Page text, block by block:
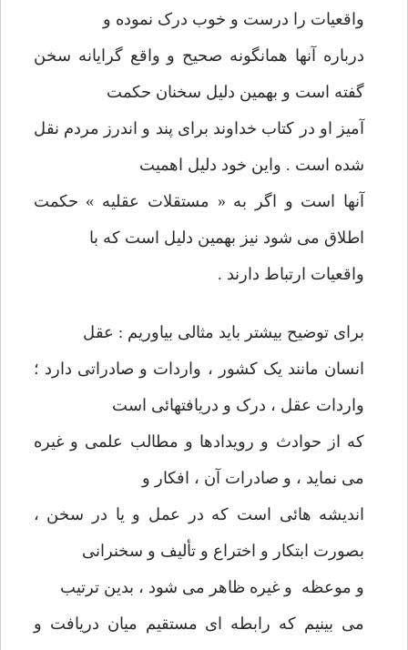
واقعیات را درست و خوب درک نموده و
درباره آنها همانگونه صحیح و واقع گرایانه سخن
گفته است و بهمین دلیل سخنان حکمت
آمیز او در کتاب خداوند برای پند و اندرز مردم نقل
شده است . واین خود دلیل اهمیت
آنها است و اگر به « مستقلات عقلیه » حکمت
اطلاق می شود نیز بهمین دلیل است که با
واقعیات ارتباط دارند .
برای توضیح بیشتر باید مثالی بیاوریم : عقل
انسان مانند یک کشور ، واردات و صادراتی دارد ؛
واردات عقل ، درک و دریافتهائی است
که از حوادث و رویدادها و مطالب علمی و غیره
می نماید ، و صادرات آن ، افکار و
اندیشه هائی است که در عمل و یا در سخن ،
بصورت ابتکار و اختراع و تألیف و سخنرانی
و موعظه و غیره ظاهر می شود ، بدین ترتیب
می بینیم که رابطه ای مستقیم میان دریافت و